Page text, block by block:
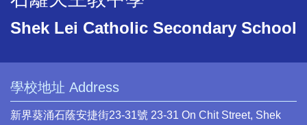
Shek Lei Catholic Secondary School
學校地址 Address
新界葵涌石蔭安捷街23-31號 23-31 On Chit Street, Shek